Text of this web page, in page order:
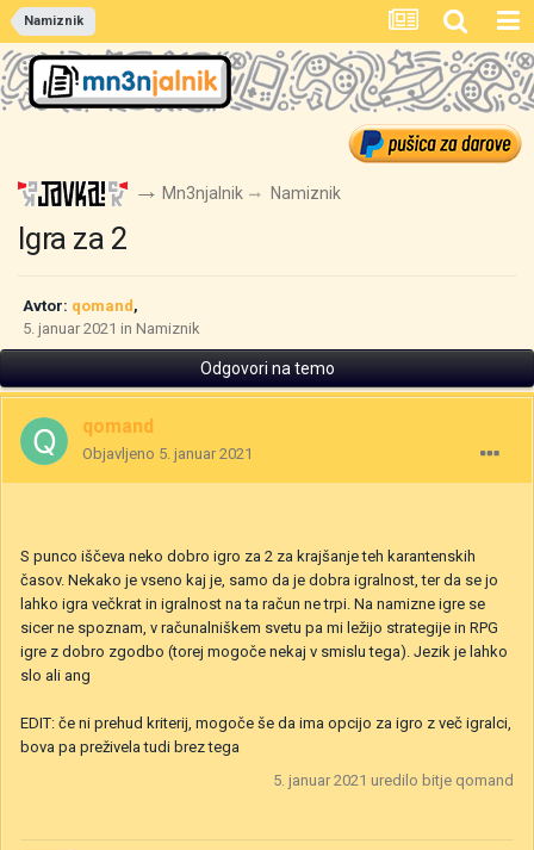
Namiznik
Mn3njalnik Namiznik
Igra za 2
Avtor: qomand ,
5. januar 2021 in Namiznik
Odgovori na temo
qomand
Objavljeno 5. januar 2021
S punco iščeva neko dobro igro za 2 za krajšanje teh karantenskih
časov. Nekako je vseno kaj je, samo da je dobra igralnost, ter da se jo
lahko igra večkrat in igralnost na ta račun ne trpi. Na namizne igre se
sicer ne spoznam, v računalniškem svetu pa mi ležijo strategije in RPG
igre z dobro zgodbo (torej mogoče nekaj v smislu tega). Jezik je lahko
slo ali ang
EDIT: če ni prehud kriterij, mogoče še da ima opcijo za igro z več igralci,
bova pa preživela tudi brez tega
5. januar 2021 uredilo bitje qomand